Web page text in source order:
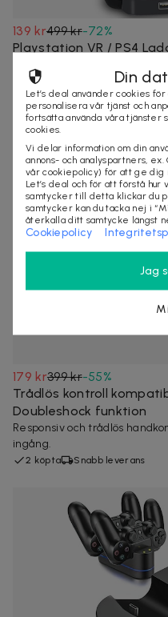
139 kr499 kr-72%
Playstation VR / PS4
Handkontroll
Ladda två PS4-kontroller
samtidigt med inbyggt
10+ köpta Snabb leverans
179 kr399 kr-55%
Trådlös kontroll
Doubleshock funktion
Responsiv och trådlös
ingång.
2 köpta Snabb leverans
Din
Let’s deal använder cookies
personalisera vår tjänst och
fortsätta använda våra tjänster
cookies.
Vi delar information om din
annons- och analyspartners,
vår cookiepolicy) för att ge dig
Let’s deal och för att förstå
samtycker till detta klickar du
samtycker kan du tacka nej i
återkalla ditt samtycke längst
Cookiepolicy
Jag